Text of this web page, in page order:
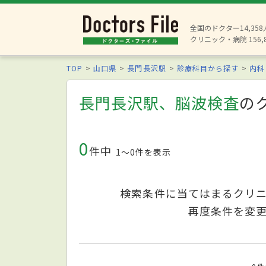
全国のドクター14,358
クリニック・病院
TOP 山口県 長門長沢駅 診療科目から探す 内科
長門長沢駅、脳波検査の
0件中 1〜0件を表示
検索条件に当てはまるクリ
再度条件を変